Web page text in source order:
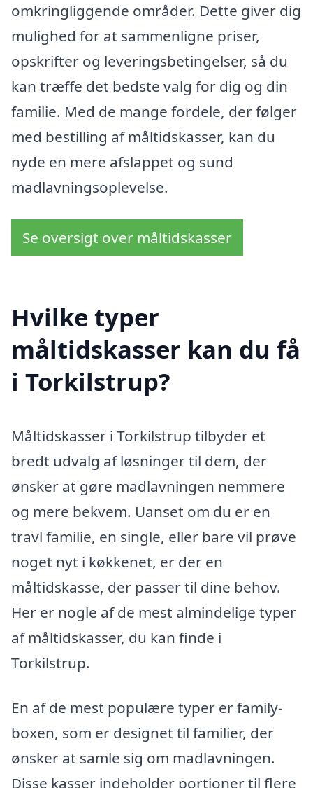
omkringliggende områder. Dette giver dig
mulighed for at sammenligne priser,
opskrifter og leveringsbetingelser, så du
kan træffe det bedste valg for dig og din
familie. Med de mange fordele, der følger
med bestilling af måltidskasser, kan du
nyde en mere afslappet og sund
madlavningsoplevelse.
Se oversigt over måltidskasser
Hvilke typer
måltidskasser kan du få
i Torkilstrup?
Måltidskasser i Torkilstrup tilbyder et
bredt udvalg af løsninger til dem, der
ønsker at gøre madlavningen nemmere
og mere bekvem. Uanset om du er en
travl familie, en single, eller bare vil prøve
noget nyt i køkkenet, er der en
måltidskasse, der passer til dine behov.
Her er nogle af de mest almindelige typer
af måltidskasser, du kan finde i
Torkilstrup.
En af de mest populære typer er family-
boxen, som er designet til familier, der
ønsker at samle sig om madlavningen.
Disse kasser indeholder portioner til flere